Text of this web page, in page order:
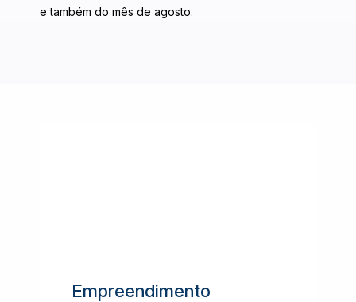
e também do mês de agosto.
Empreendimento